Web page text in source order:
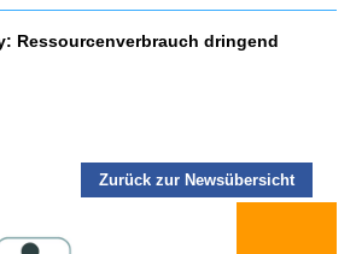
Ressourcenverbrauch dringend
Zurück zur Newsübersicht